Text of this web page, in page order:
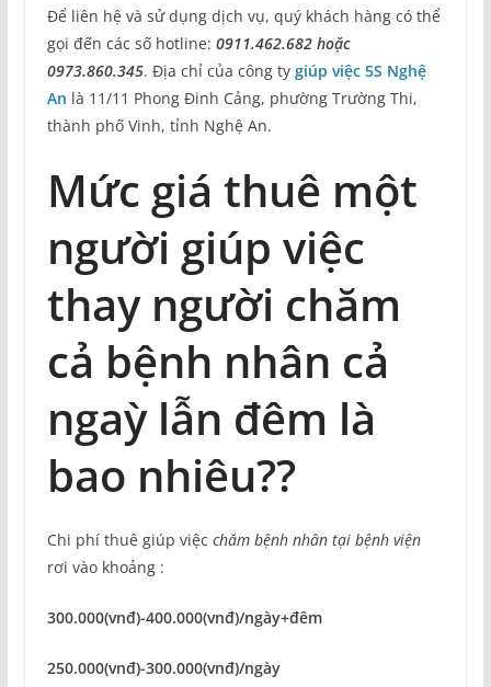
Để liên hệ và sử dụng dịch vụ, quý khách hàng có thể
gọi đến các số hotline: 0911.462.682 hoặc
0973.860.345. Địa chỉ của công ty giúp việc 5S Nghệ
An là 11/11 Phong Đinh Cảng, phường Trường Thi,
thành phố Vinh, tỉnh Nghệ An.
Mức giá thuê một
người giúp việc
thay người chăm
cả bệnh nhân cả
ngaỳ lẫn đêm là
bao nhiêu??
Chi phí thuê giúp việc chăm bệnh nhân tại bệnh viện
rơi vào khoảng :
300.000(vnđ)-400.000(vnđ)/ngày+đêm
250.000(vnđ)-300.000(vnđ)/ngày